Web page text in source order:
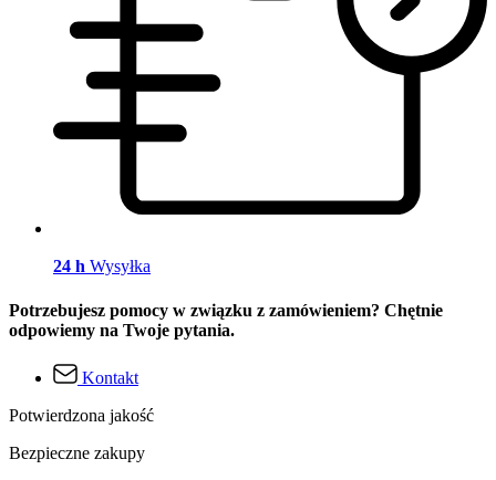
24 h Wysyłka
Potrzebujesz pomocy w związku z zamówieniem? Chętnie
odpowiemy na Twoje pytania.
Kontakt
Potwierdzona jakość
Bezpieczne zakupy